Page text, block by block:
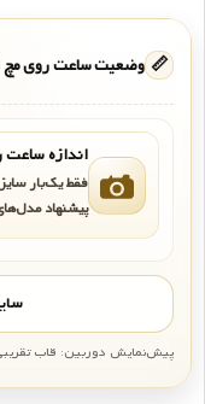
📏 وضعیت ساعت روی مچ
اندازه ساعت
فقط یک‌بار
پیشنهاد
پیش‌نمایش دوربین: قاب تقریبی با +۲.۵ میلی‌متر